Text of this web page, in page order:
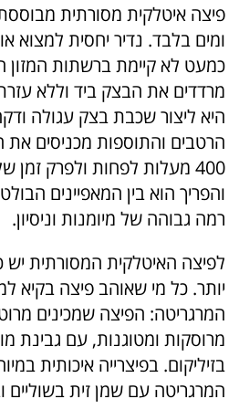
פיצה איטלקית מסורתית
ומים בלבד. נדיר יחסית למצוא
כמעט לא קיימת ברשתות המזון
מרדדים את הבצק ביד וללא
היא ליצור שכבת בצק עגולה
הרטבים והתוספות מכניסים
והפריך הוא בין המאפיינים
רמה גבוהה של מיומנות וניסיון.
לפיצה האיטלקית המסורתית יש
יותר. כל מי שאוהב פיצה בקיא
המרגריטה: הפיצה שמכינים
מרוסקות ומטוגנות, עם גבינת
בזיליקום. בפיצרייה איכותית
המרגריטה עם שמן זית בשוליים